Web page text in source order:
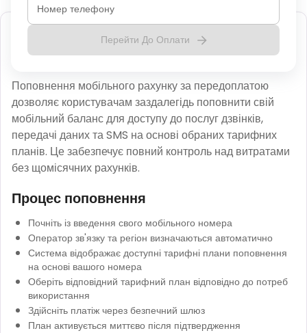
Номер телефону
Перейти До Оплати
Поповнення передплаченого
мобільного
Поповнення мобільного рахунку за передоплатою
дозволяє користувачам заздалегідь поповнити свій
мобільний баланс для доступу до послуг дзвінків,
передачі даних та SMS на основі обраних тарифних
планів. Це забезпечує повний контроль над витратами
без щомісячних рахунків.
Процес поповнення
Почніть із введення свого мобільного номера
Оператор зв'язку та регіон визначаються автоматично
Система відображає доступні тарифні плани поповнення
на основі вашого номера
Оберіть відповідний тарифний план відповідно до потреб
використання
Здійсніть платіж через безпечний шлюз
План активується миттєво після підтвердження